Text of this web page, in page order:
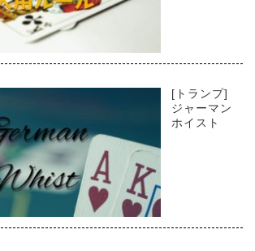
[トランプ]
ジャーマン
ホイスト